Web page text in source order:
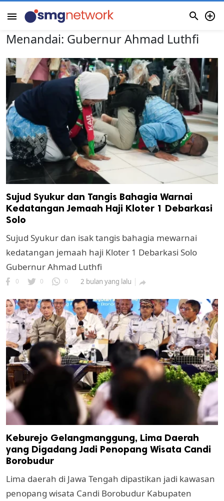
menu  
cipta.
Menandai: Gubernur Ahmad Luthfi
Sujud Syukur dan Tangis Bahagia Warnai
Kedatangan Jemaah Haji Kloter 1 Debarkasi
Solo
Sujud Syukur dan isak tangis bahagia mewarnai
kedatangan jemaah haji Kloter 1 Debarkasi Solo
Gubernur Ahmad Luthfi
0 0 0 2 bulan yang lalu 
Keburejo Gelangmanggung, Lima Daerah
yang Digadang Jadi Penopang Wisata Candi
Borobudur
Lima daerah di Jawa Tengah dipastikan jadi kawasan
penopang wisata Candi Borobudur Kabupaten